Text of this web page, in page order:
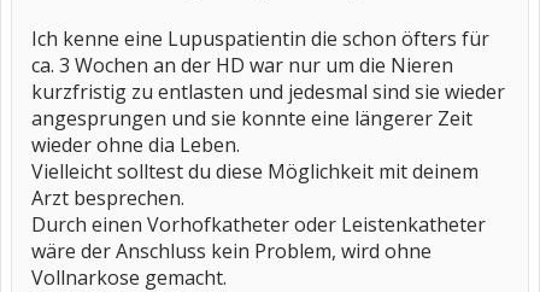
Ich kenne eine Lupuspatientin die schon öfters für
ca. 3 Wochen an der HD war nur um die Nieren
kurzfristig zu entlasten und jedesmal sind sie wieder
angesprungen und sie konnte eine längerer Zeit
wieder ohne dia Leben.
Vielleicht solltest du diese Möglichkeit mit deinem
Arzt besprechen.
Durch einen Vorhofkatheter oder Leistenkatheter
wäre der Anschluss kein Problem, wird ohne
Vollnarkose gemacht.